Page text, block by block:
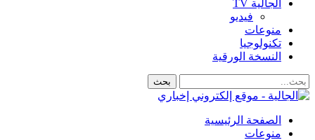
الجالية TV
فيديو
منوعات
تكنولوجيا
النسخة الورقية
الصفحة الرئيسية
منوعات